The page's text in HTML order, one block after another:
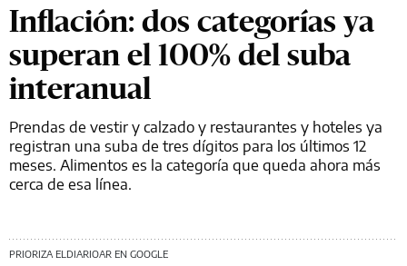
Inflación: dos categorías ya
superan el 100% del suba
interanual
Prendas de vestir y calzado y restaurantes y hoteles ya
registran una suba de tres dígitos para los últimos 12
meses. Alimentos es la categoría que queda ahora más
cerca de esa línea.
PRIORIZA ELDIARIOAR EN GOOGLE